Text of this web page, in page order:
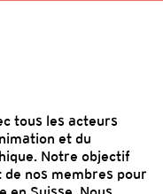
tous les acteurs
et du
Notre objectif
de nos membres pour